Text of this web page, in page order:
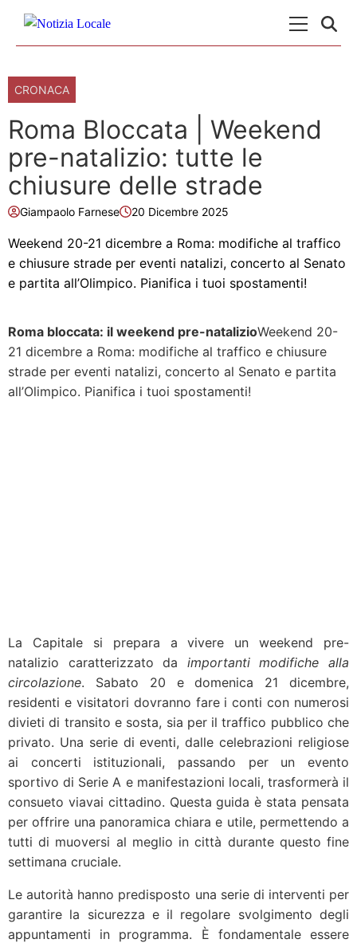
CRONACA
Roma Bloccata | Weekend
pre-natalizio: tutte le
chiusure delle strade
Giampaolo Farnese 20 Dicembre 2025
Weekend 20-21 dicembre a Roma: modifiche al traffico
e chiusure strade per eventi natalizi, concerto al Senato
e partita all’Olimpico. Pianifica i tuoi spostamenti!
Roma bloccata: il weekend pre-natalizioWeekend 20-
21 dicembre a Roma: modifiche al traffico e chiusure
strade per eventi natalizi, concerto al Senato e partita
all’Olimpico. Pianifica i tuoi spostamenti!
La Capitale si prepara a vivere un weekend pre-
natalizio caratterizzato da importanti modifiche alla
circolazione. Sabato 20 e domenica 21 dicembre,
residenti e visitatori dovranno fare i conti con numerosi
divieti di transito e sosta, sia per il traffico pubblico che
privato. Una serie di eventi, dalle celebrazioni religiose
ai concerti istituzionali, passando per un evento
sportivo di Serie A e manifestazioni locali, trasformerà il
consueto viavai cittadino. Questa guida è stata pensata
per offrire una panoramica chiara e utile, permettendo a
tutti di muoversi al meglio in città durante questo fine
settimana cruciale.
Le autorità hanno predisposto una serie di interventi per
garantire la sicurezza e il regolare svolgimento degli
appuntamenti in programma. È fondamentale essere